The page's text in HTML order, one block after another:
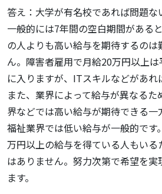
答え：大学が有名校であれば問題な
一般的には7年間の空白期間がある
の人よりも高い給与を期待するの
ん。障害者雇用で月給20万円以上
に入りますが、ITスキルなどがあれ
また、業界によって給与が異なる
界などでは高い給与が期待できる一
福祉業界では低い給与が一般的です
万円以上の給与を得ている人もい
はありません。努力次第で希望を実
ます。